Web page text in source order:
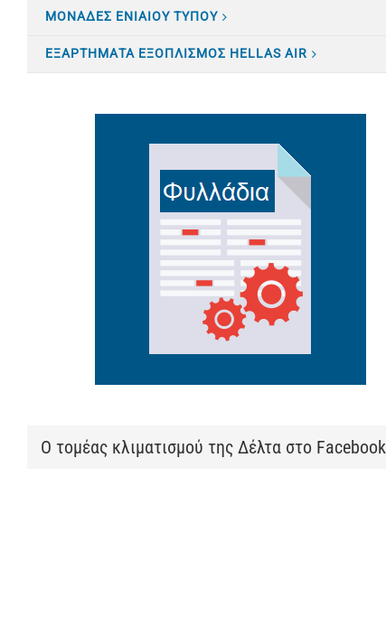
ΜΟΝΑΔΕΣ ΕΝΙΑΙΟΥ ΤΥΠΟΥ
ΕΞΑΡΤΗΜΑΤΑ ΕΞΟΠΛΙΣΜΟΣ HELLAS AIR
Ο τομέας κλιματισμού της Δέλτα στο Facebook